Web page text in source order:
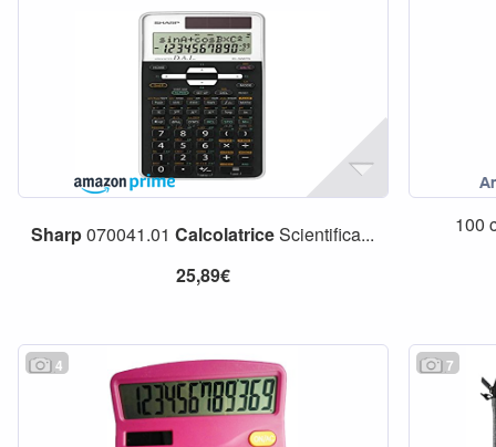
Sharp070041.01CalcolatriceScientifica...
25,89€
100
4 7